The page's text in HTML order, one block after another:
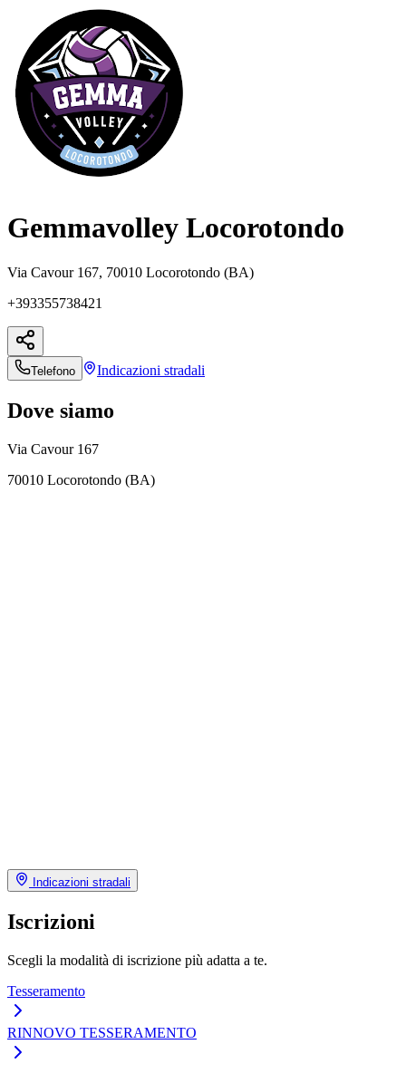
Gemmavolley Locorotondo
Via Cavour 167, 70010 Locorotondo (BA)
+393355738421
Telefono Indicazioni stradali
Dove siamo
Via Cavour 167
70010 Locorotondo (BA)
Indicazioni stradali
Iscrizioni
Scegli la modalità di iscrizione più adatta a te.
Tesseramento
RINNOVO TESSERAMENTO